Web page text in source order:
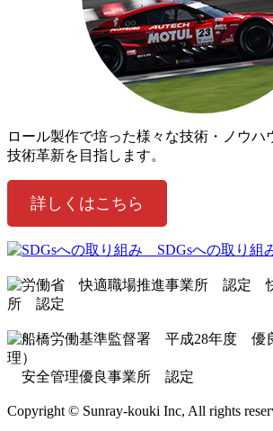
ロール製作で培った様々な技術・ノウハ
技術革新を目指します。
詳しくはこちら
SDGsへの取り組
所 認定
安全管理優良事業所 認定
Copyright ©️ Sunray-kouki Inc, All rights